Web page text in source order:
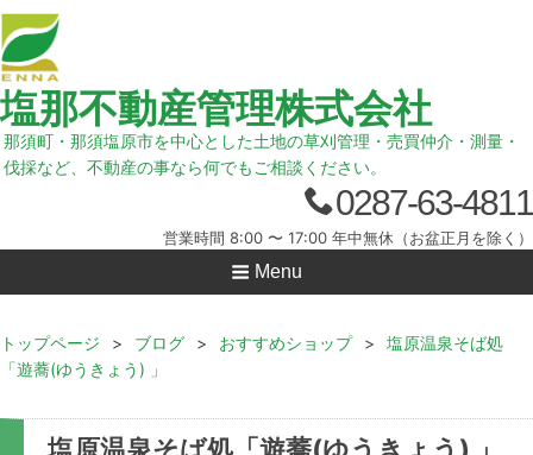
塩那不動産管理株式会社
那須町・那須塩原市を中心とした土地の草刈管理・売買仲介・測量・
伐採など、不動産の事なら何でもご相談ください。
0287-63-4811
営業時間 8:00 〜 17:00 年中無休（お盆正月を除く）
Menu
トップページ > ブログ > おすすめショップ >
塩原温泉そば処
「遊蕎(ゆうきょう) 」
塩原温泉そば処「遊蕎(ゆうきょう) 」